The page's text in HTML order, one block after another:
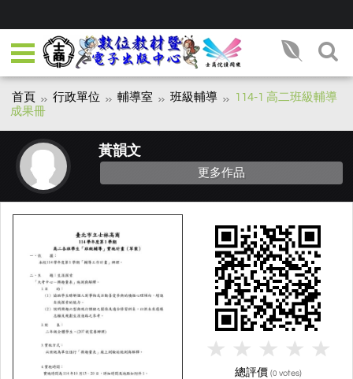
首頁 行政單位 輔導室 班級輔導
114-1 高二班級輔導
成果冊
黃韻文
更多作品
總評價 (0 votes)